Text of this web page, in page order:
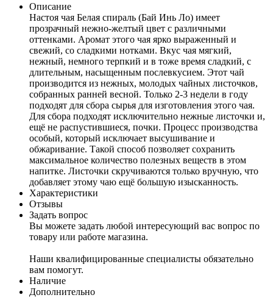
Описание
Настоя чая Белая спираль (Бай Инь Ло) имеет
прозрачный нежно-желтый цвет с различными
оттенками. Аромат этого чая ярко выраженный и
свежий, со сладкими нотками. Вкус чая мягкий,
нежный, немного терпкий и в тоже время сладкий, с
длительным, насыщенным послевкусием. Этот чай
производится из нежных, молодых чайных листочков,
собранных ранней весной. Только 2-3 недели в году
подходят для сбора сырья для изготовления этого чая.
Для сбора подходят исключительно нежные листочки и,
ещё не распустившиеся, почки. Процесс производства
особый, который исключает высушивание и
обжаривание. Такой способ позволяет сохранить
максимальное количество полезных веществ в этом
напитке. Листочки скручиваются только вручную, что
добавляет этому чаю ещё большую изысканность.
Характеристики
Отзывы
Задать вопрос
Вы можете задать любой интересующий вас вопрос по
товару или работе магазина.
Наши квалифицированные специалисты обязательно
вам помогут.
Наличие
Дополнительно